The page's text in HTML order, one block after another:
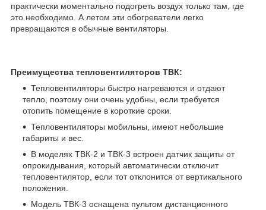
практически моментально подогреть воздух только там, где
это необходимо. А летом эти обогреватели легко
превращаются в обычные вентиляторы.
Преимущества тепловентиляторов ТВК:
Тепловентиляторы быстро нагреваются и отдают
тепло, поэтому они очень удобны, если требуется
отопить помещение в короткие сроки.
Тепловентиляторы мобильны, имеют небольшие
габариты и вес.
В моделях ТВК-2 и ТВК-3 встроен датчик защиты от
опрокидывания, который автоматически отключит
тепловентилятор, если тот отклонится от вертикального
положения.
Модель ТВК-3 оснащена пультом дистанционного